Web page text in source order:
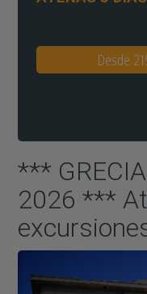
Desde
***
2026 ***